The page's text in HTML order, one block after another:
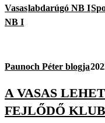
Vasaslabdarúgó NB I
NB I
Paunoch Péter blogja
A VASAS
FEJLŐDŐ